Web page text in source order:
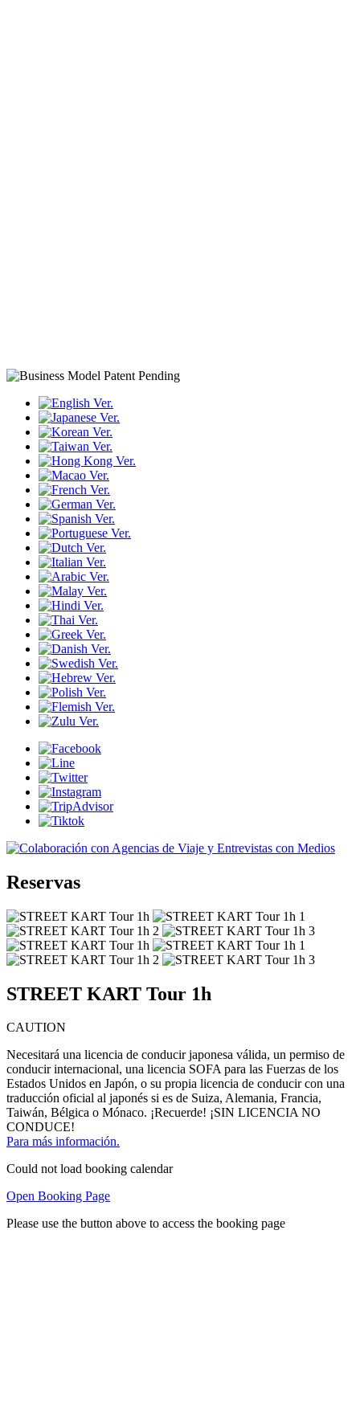
Reservas
STREET KART Tour 1h
CAUTION
Necesitará una licencia de conducir japonesa válida, un permiso de
conducir internacional, una licencia SOFA para las Fuerzas de los
Estados Unidos en Japón, o su propia licencia de conducir con una
traducción oficial al japonés si es de Suiza, Alemania, Francia,
Taiwán, Bélgica o Mónaco. ¡Recuerde! ¡SIN LICENCIA NO
CONDUCE!
Para más información.
Could not load booking calendar
Open Booking Page
Please use the button above to access the booking page